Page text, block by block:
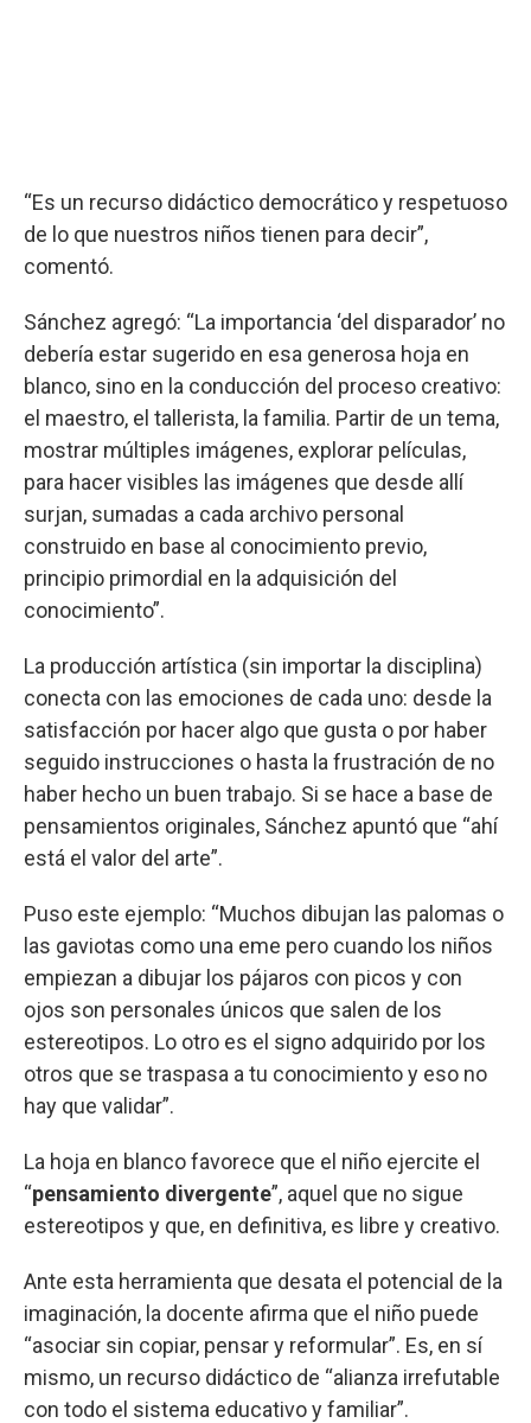
“Es un recurso didáctico democrático y respetuoso
de lo que nuestros niños tienen para decir”,
comentó.
Sánchez agregó: “La importancia ‘del disparador’ no
debería estar sugerido en esa generosa hoja en
blanco, sino en la conducción del proceso creativo:
el maestro, el tallerista, la familia. Partir de un tema,
mostrar múltiples imágenes, explorar películas,
para hacer visibles las imágenes que desde allí
surjan, sumadas a cada archivo personal
construido en base al conocimiento previo,
principio primordial en la adquisición del
conocimiento”.
La producción artística (sin importar la disciplina)
conecta con las emociones de cada uno: desde la
satisfacción por hacer algo que gusta o por haber
seguido instrucciones o hasta la frustración de no
haber hecho un buen trabajo. Si se hace a base de
pensamientos originales, Sánchez apuntó que “ahí
está el valor del arte”.
Puso este ejemplo: “Muchos dibujan las palomas o
las gaviotas como una eme pero cuando los niños
empiezan a dibujar los pájaros con picos y con
ojos son personales únicos que salen de los
estereotipos. Lo otro es el signo adquirido por los
otros que se traspasa a tu conocimiento y eso no
hay que validar”.
La hoja en blanco favorece que el niño ejercite el
“pensamiento divergente”, aquel que no sigue
estereotipos y que, en definitiva, es libre y creativo.
Ante esta herramienta que desata el potencial de la
imaginación, la docente afirma que el niño puede
“asociar sin copiar, pensar y reformular”. Es, en sí
mismo, un recurso didáctico de “alianza irrefutable
con todo el sistema educativo y familiar”.